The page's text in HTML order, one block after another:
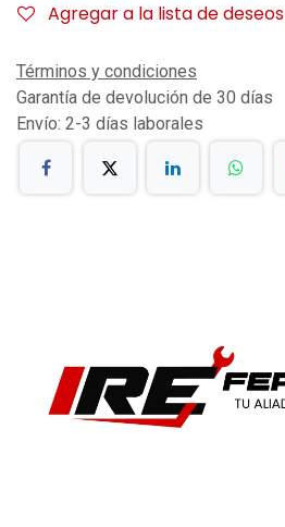
Agregar a la lista de deseos
Términos y condiciones
Garantía de devolución de 30 días
Envío: 2-3 días laborales